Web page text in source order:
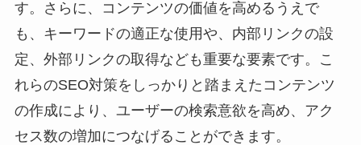
す。さらに、コンテンツの価値を高めるうえで
も、キーワードの適正な使用や、内部リンクの設
定、外部リンクの取得なども重要な要素です。こ
れらのSEO対策をしっかりと踏まえたコンテンツ
の作成により、ユーザーの検索意欲を高め、アク
セス数の増加につなげることができます。